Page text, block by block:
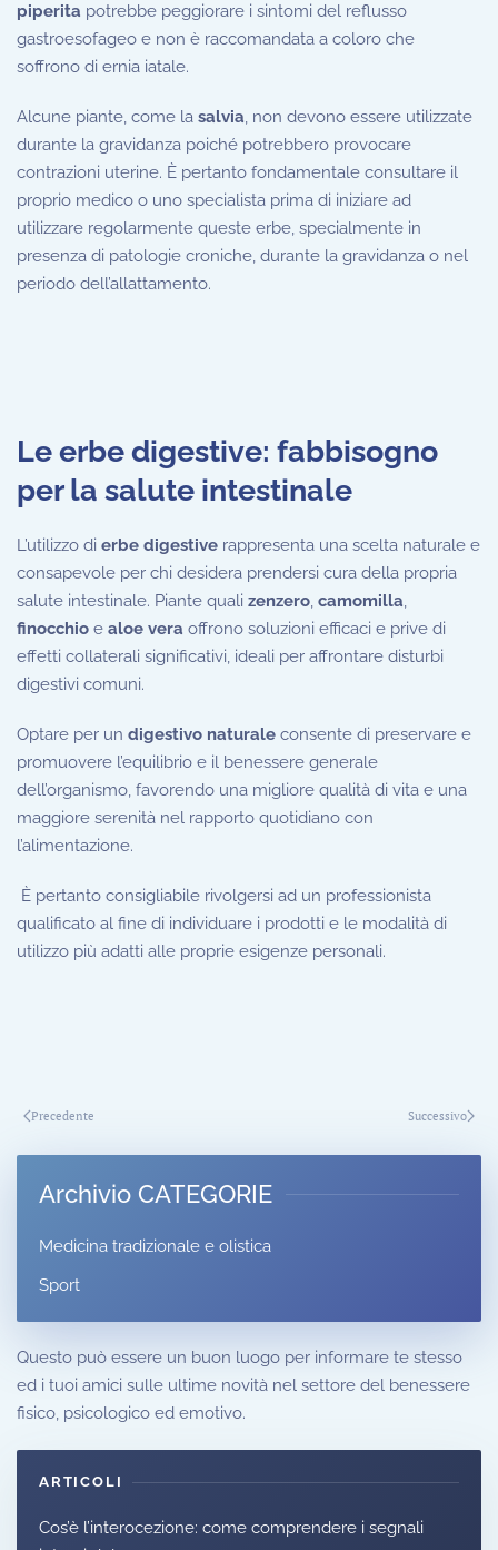
piperita potrebbe peggiorare i sintomi del reflusso
gastroesofageo e non è raccomandata a coloro che
soffrono di ernia iatale.
Alcune piante, come la salvia, non devono essere utilizzate
durante la gravidanza poiché potrebbero provocare
contrazioni uterine. È pertanto fondamentale consultare il
proprio medico o uno specialista prima di iniziare ad
utilizzare regolarmente queste erbe, specialmente in
presenza di patologie croniche, durante la gravidanza o nel
periodo dell’allattamento.
Le erbe digestive: fabbisogno
per la salute intestinale
L’utilizzo di erbe digestive rappresenta una scelta naturale e
consapevole per chi desidera prendersi cura della propria
salute intestinale. Piante quali zenzero, camomilla,
finocchio e aloe vera offrono soluzioni efficaci e prive di
effetti collaterali significativi, ideali per affrontare disturbi
digestivi comuni.
Optare per un digestivo naturale consente di preservare e
promuovere l’equilibrio e il benessere generale
dell’organismo, favorendo una migliore qualità di vita e una
maggiore serenità nel rapporto quotidiano con
l’alimentazione.
È pertanto consigliabile rivolgersi ad un professionista
qualificato al fine di individuare i prodotti e le modalità di
utilizzo più adatti alle proprie esigenze personali.
Precedente Successivo
Archivio CATEGORIE
Medicina tradizionale e olistica
Sport
Questo può essere un buon luogo per informare te stesso
ed i tuoi amici sulle ultime novità nel settore del benessere
fisico, psicologico ed emotivo.
ARTICOLI
Cos’è l’interocezione: come comprendere i segnali